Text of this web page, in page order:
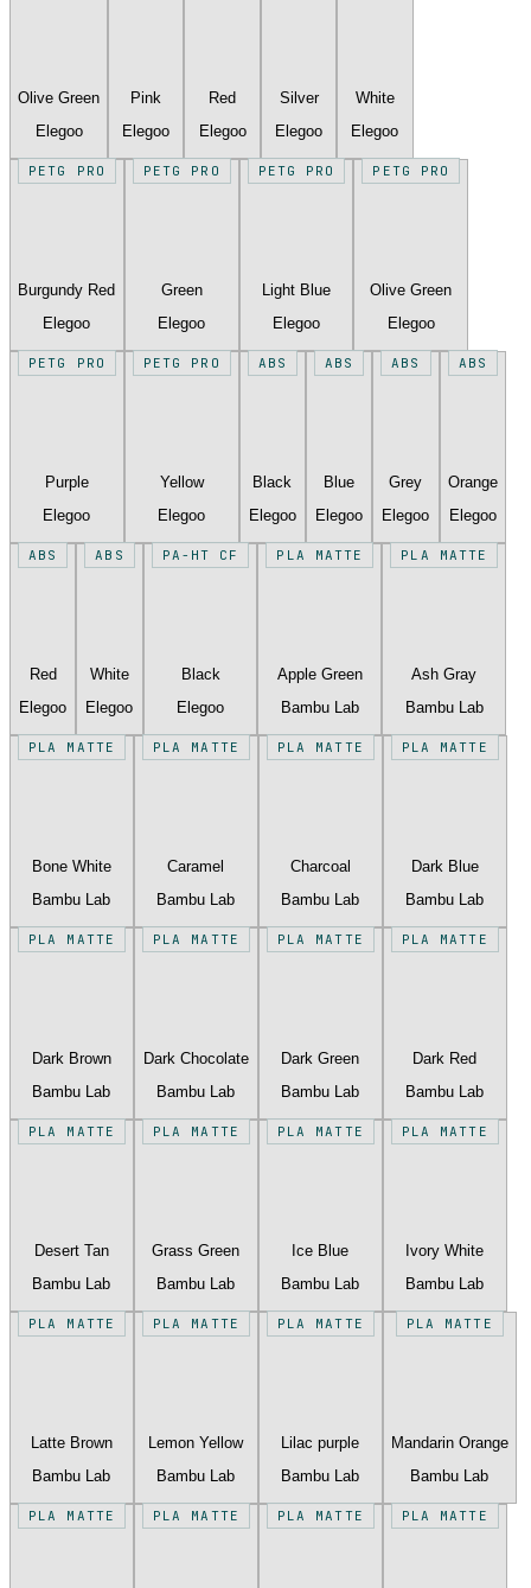
Olive Green
Elegoo
Pink
Elegoo
Red
Elegoo
Silver
Elegoo
White
Elegoo
PETG PRO
Burgundy Red
Elegoo
PETG PRO
Green
Elegoo
PETG PRO
Light Blue
Elegoo
PETG PRO
Olive Green
Elegoo
PETG PRO
Purple
Elegoo
PETG PRO
Yellow
Elegoo
ABS
Black
Elegoo
ABS
Blue
Elegoo
ABS
Grey
Elegoo
ABS
Orange
Elegoo
ABS
Red
Elegoo
ABS
White
Elegoo
PA-HT CF
Black
Elegoo
PLA MATTE
Apple Green
Bambu Lab
PLA MATTE
Ash Gray
Bambu Lab
PLA MATTE
Bone White
Bambu Lab
PLA MATTE
Caramel
Bambu Lab
PLA MATTE
Charcoal
Bambu Lab
PLA MATTE
Dark Blue
Bambu Lab
PLA MATTE
Dark Brown
Bambu Lab
PLA MATTE
Dark Chocolate
Bambu Lab
PLA MATTE
Dark Green
Bambu Lab
PLA MATTE
Dark Red
Bambu Lab
PLA MATTE
Desert Tan
Bambu Lab
PLA MATTE
Grass Green
Bambu Lab
PLA MATTE
Ice Blue
Bambu Lab
PLA MATTE
Ivory White
Bambu Lab
PLA MATTE
Latte Brown
Bambu Lab
PLA MATTE
Lemon Yellow
Bambu Lab
PLA MATTE
Lilac purple
Bambu Lab
PLA MATTE
Mandarin Orange
Bambu Lab
PLA MATTE PLA MATTE PLA MATTE PLA MATTE